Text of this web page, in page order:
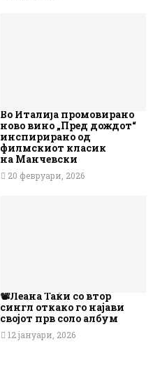
Во Италија промовирано
ново вино „Пред дождот“
инспирирано од
филмскиот класик
на Манчевски
20 февруари, 2026
📽️Леана Таќи со втор
сингл откако го најави
својот прв соло албум
12 јануари, 2026